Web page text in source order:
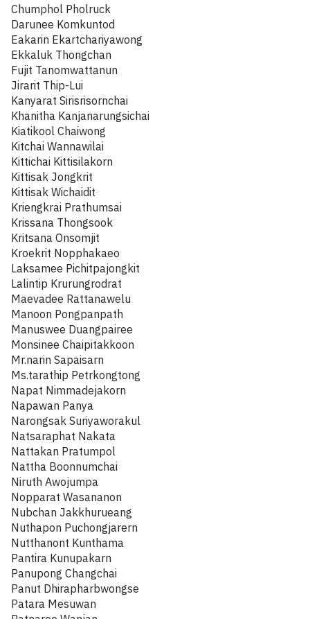
Chumphol Pholruck
Darunee Komkuntod
Eakarin Ekartchariyawong
Ekkaluk Thongchan
Fujit Tanomwattanun
Jirarit Thip-Lui
Kanyarat Sirisrisornchai
Khanitha Kanjanarungsichai
Kiatikool Chaiwong
Kitchai Wannawilai
Kittichai Kittisilakorn
Kittisak Jongkrit
Kittisak Wichaidit
Kriengkrai Prathumsai
Krissana Thongsook
Kritsana Onsomjit
Kroekrit Nopphakaeo
Laksamee Pichitpajongkit
Lalintip Krurungrodrat
Maevadee Rattanawelu
Manoon Pongpanpath
Manuswee Duangpairee
Monsinee Chaipitakkoon
Mr.narin Sapaisarn
Ms.tarathip Petrkongtong
Napat Nimmadejakorn
Napawan Panya
Narongsak Suriyaworakul
Natsaraphat Nakata
Nattakan Pratumpol
Nattha Boonnumchai
Niruth Awojumpa
Nopparat Wasananon
Nubchan Jakkhurueang
Nuthapon Puchongjarern
Nutthanont Kunthama
Pantira Kunupakarn
Panupong Changchai
Panut Dhirapharbwongse
Patara Mesuwan